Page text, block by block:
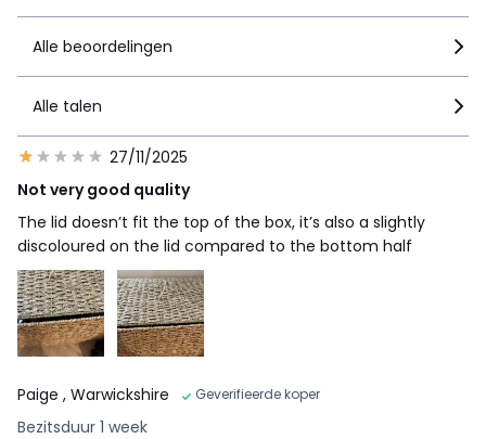
Alle beoordelingen
Alle talen
27/11/2025
Not very good quality
The lid doesn’t fit the top of the box, it’s also a slightly
discoloured on the lid compared to the bottom half
Paige , Warwickshire Geverifieerde koper
Bezitsduur 1 week